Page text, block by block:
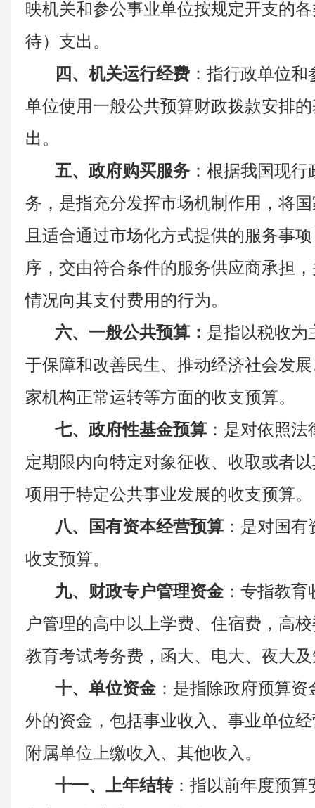
映机关和参公事业单位按规定开支的
待）支出。
四、机关运行经费 ：指行政单位
单位使用一般公共预算财政拨款安排
出。
五、政府购买服务 ：根据我国现
务，是指充分发挥市场机制作用，将
且适合通过市场化方式提供的服务事
序，交由符合条件的服务供应商承担
情况向其支付费用的行为。
六、一般公共预算： 是指以税收为
于保障和改善民生、推动经济社会发
家机构正常运转等方面的收支预算。
七、政府性基金预算 ：是对依照
定期限内向特定对象征收、收取或者
项用于特定公共事业发展的收支预算。
八、国有资本经营预算 ：是对国
收支预算。
九、财政专户管理资金：专指教育
户管理的高中以上学费、住宿费，高
教育考试考务费，函大、电大、夜大
十、单位资金：是指除政府预算资
外的资金，包括事业收入、事业单位
附属单位上缴收入、其他收入。
十一、上年结转：指以前年度预算